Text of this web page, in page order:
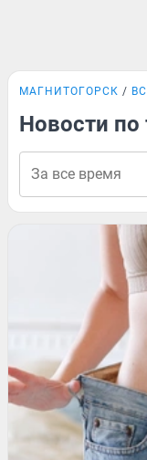
МАГНИТОГОРСК
Новости по